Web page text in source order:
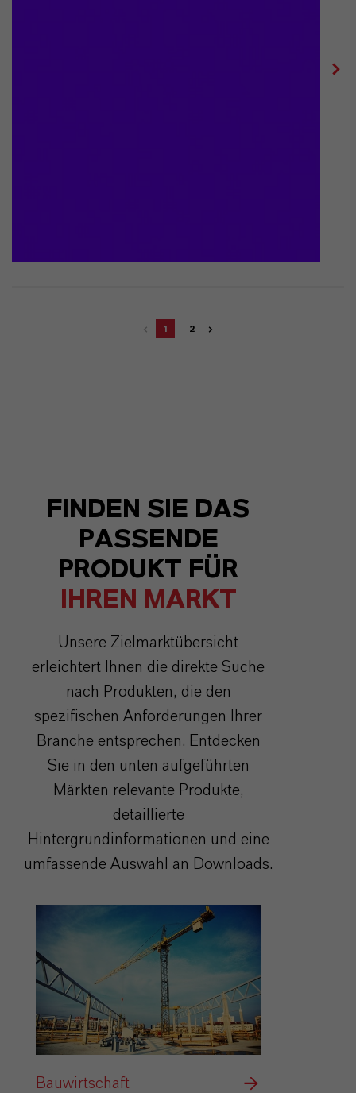
1 2
FINDEN SIE DAS
PASSENDE
PRODUKT FÜR
IHREN MARKT
Unsere Zielmarktübersicht
erleichtert Ihnen die direkte Suche
nach Produkten, die den
spezifischen Anforderungen Ihrer
Branche entsprechen. Entdecken
Sie in den unten aufgeführten
Märkten relevante Produkte,
detaillierte
Hintergrundinformationen und eine
umfassende Auswahl an Downloads.
Bauwirtschaft